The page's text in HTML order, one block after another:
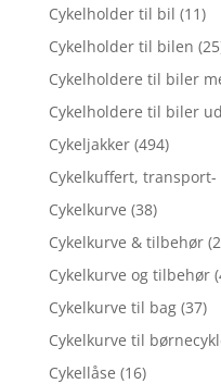
Cykelholder til bil (11)
Cykelholder til bilen
Cykelholdere til biler
Cykelholdere til biler
Cykeljakker (494)
Cykelkuffert,
Cykelkurve (38)
Cykelkurve & tilbehør
Cykelkurve og tilbehør
Cykelkurve til bag (37)
Cykelkurve til
Cykellåse (16)